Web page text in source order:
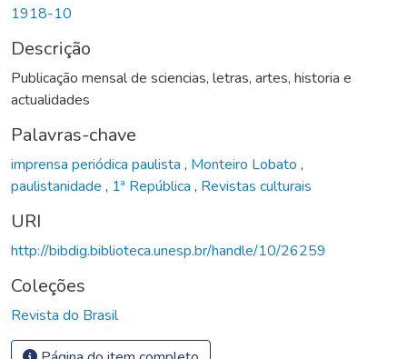
1918-10
Descrição
Publicação mensal de sciencias, letras, artes, historia e
actualidades
Palavras-chave
imprensa periódica paulista , Monteiro Lobato ,
paulistanidade , 1ª República , Revistas culturais
URI
http://bibdig.biblioteca.unesp.br/handle/10/26259
Coleções
Revista do Brasil